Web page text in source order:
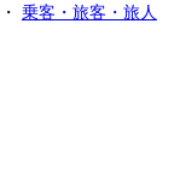
・ 乗客・旅客・旅人